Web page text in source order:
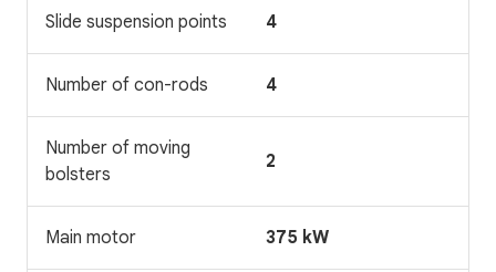
Slide suspension points 4
Number of con-rods 4
Number of moving
bolsters
2
Main motor 375 kW